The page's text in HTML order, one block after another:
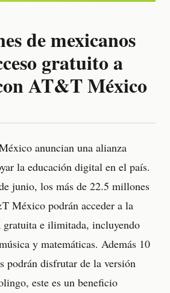
de mexicanos
gratuito a
AT&T México
anuncian una alianza
la educación digital en el país.
junio, los más de 22.5 millones
México podrán acceder a la
e ilimitada, incluyendo
y matemáticas. Además 10
podrán disfrutar de la versión
este es un beneficio